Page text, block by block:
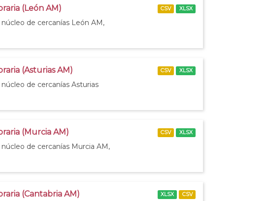
(León AM)
de cercanías León AM,
CSV XLSX
(Asturias AM)
de cercanías Asturias
CSV XLSX
(Murcia AM)
de cercanías Murcia AM,
CSV XLSX
(Cantabria AM) XLSX CSV